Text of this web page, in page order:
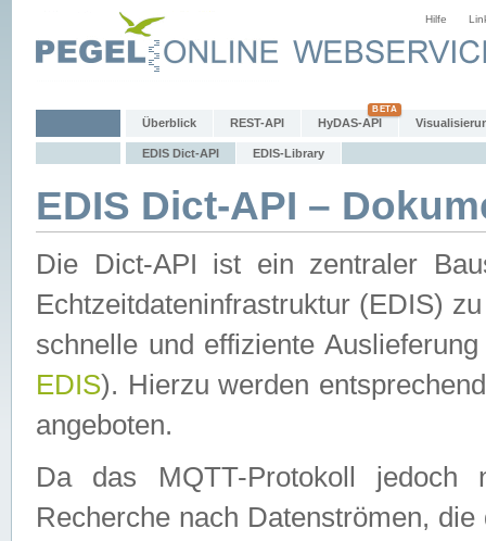
Hilfe
Überblick REST-API HyDAS-API
EDIS Dict-API EDIS-Library
EDIS Dict-API –
Die Dict-API ist ein zentraler
Echtzeitdateninfrastruktur (EDIS)
schnelle und effiziente
EDIS). Hierzu werden
angeboten.
Da das MQTT-Protokoll jedoch
Recherche nach Datenströmen,